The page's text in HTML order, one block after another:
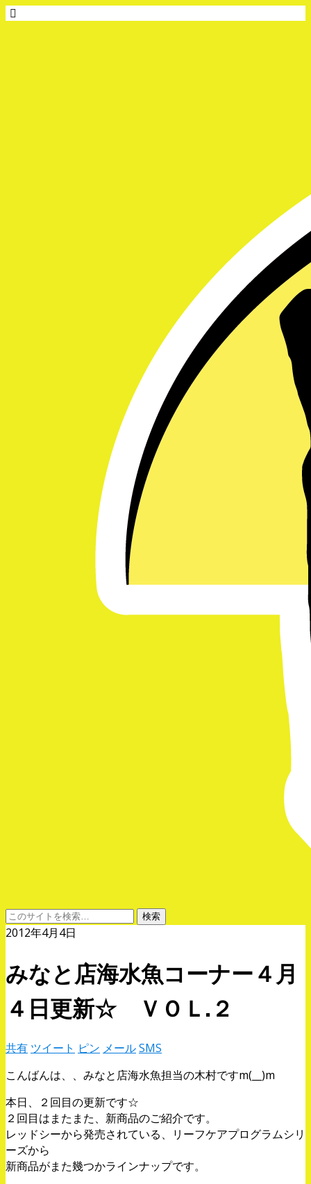
2012年4月4日
みなと店海水魚コーナー４月
４日更新☆ ＶＯＬ.２
共有 ツイート ピン メールSMS
こんばんは、、みなと店海水魚担当の木村ですm(__)m
本日、２回目の更新です☆
２回目はまたまた、新商品のご紹介です。
レッドシーから発売されている、リーフケアプログラムシリ
ーズから
新商品がまた幾つかラインナップです。